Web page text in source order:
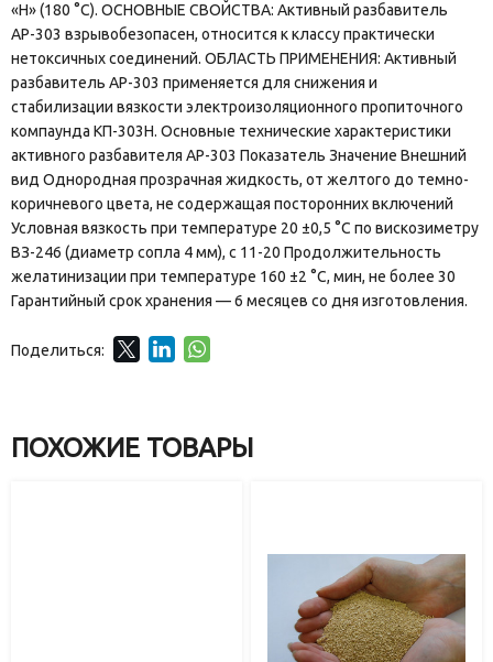
«Н» (180 °С). ОСНОВНЫЕ СВОЙСТВА: Активный разбавитель
АР-303 взрывобезопасен, относится к классу практически
нетоксичных соединений. ОБЛАСТЬ ПРИМЕНЕНИЯ: Активный
разбавитель АР-303 применяется для снижения и
стабилизации вязкости электроизоляционного пропиточного
компаунда КП-303Н. Основные технические характеристики
активного разбавителя АР-303 Показатель Значение Внешний
вид Однородная прозрачная жидкость, от желтого до темно-
коричневого цвета, не содержащая посторонних включений
Условная вязкость при температуре 20 ±0,5 °С по вискозиметру
ВЗ-246 (диаметр сопла 4 мм), с 11-20 Продолжительность
желатинизации при температуре 160 ±2 °С, мин, не более 30
Гарантийный срок хранения — 6 месяцев со дня изготовления.
Поделиться:
ПОХОЖИЕ ТОВАРЫ